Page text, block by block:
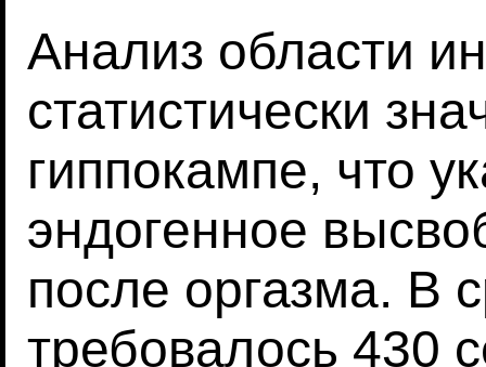
Анализ области
статистически
гиппокампе, что
эндогенное
после оргазма. В
требовалось 430